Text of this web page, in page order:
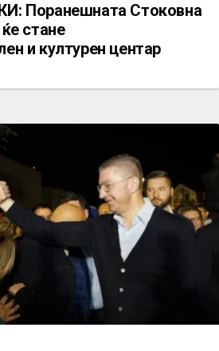
Поранешната Стоковна
стане
и културен центар